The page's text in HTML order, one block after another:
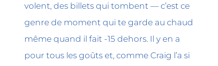
volent, des billets qui tombent — c’est ce
genre de moment qui te garde au chaud
même quand il fait -15 dehors. Il y en a
pour tous les goûts et, comme Craig l’a si